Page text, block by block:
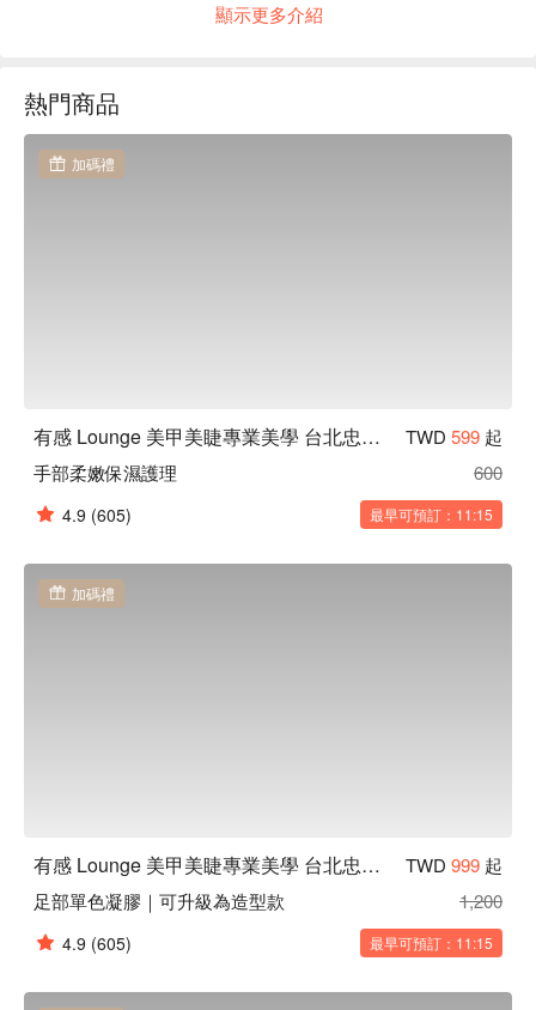
有感評價：Google 4.9 星、FunNow 5 星好評
心也安心。店內也有提供茶點給顧客使用，給您體驗有感的專
屬貼心服務。
有感 Lounge 美甲美睫專業美學 台北忠孝店預約、有感
Lounge 美甲美睫專業美學 台北忠孝店價格立刻查看⬇︎
顯示更多介紹
熱門商品
加碼禮
有感 Lounge 美甲美睫專業美學 台北忠孝店 TWD 599 起
手部柔嫩保濕護理
600
4.9 (605) 最早可預訂：11:15
加碼禮
有感 Lounge 美甲美睫專業美學 台北忠孝店 TWD 999 起
足部單色凝膠｜可升級為造型款
1,200
4.9 (605) 最早可預訂：11:15